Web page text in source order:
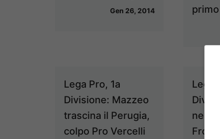
Gen 26, 2014
Lega Pro, 1a
Divisione: Mazzeo
trascina il Perugia,
colpo Pro Vercelli
Lega
nel